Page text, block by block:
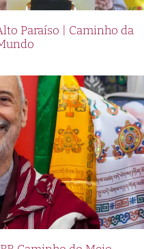
Paraíso | Caminho da